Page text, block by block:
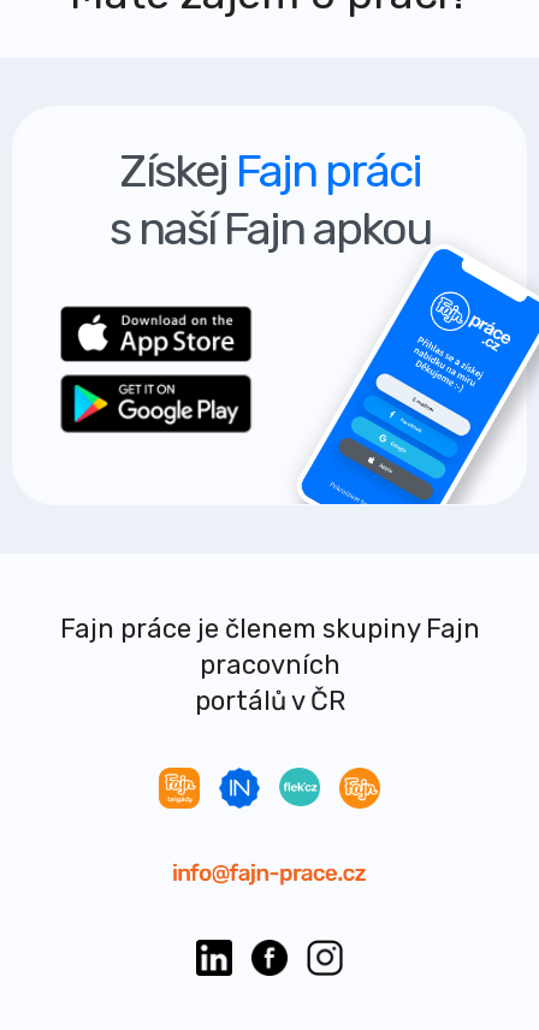
Získej Fajn práci
s naší Fajn apkou
Fajn práce je členem skupiny Fajn
pracovních
portálů v ČR